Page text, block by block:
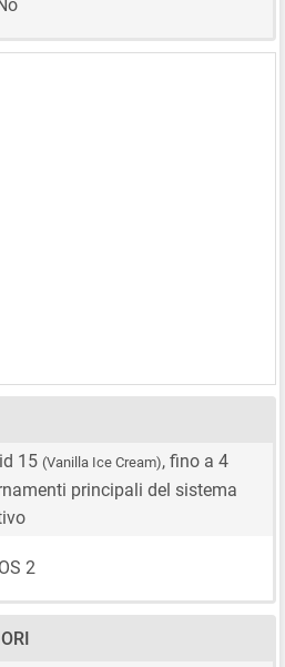
15 (Vanilla Ice Cream), fino a 4
principali del sistema
2